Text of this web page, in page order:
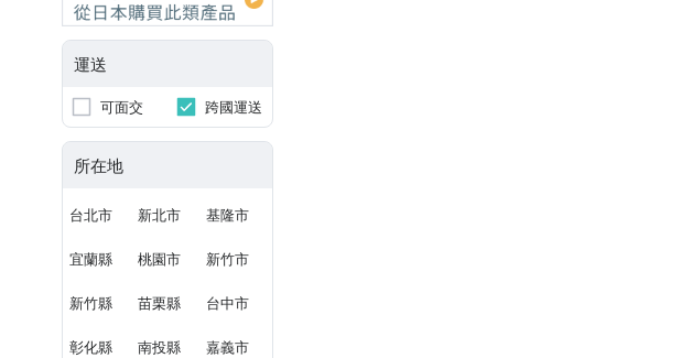
運送
可面交 跨國運送
所在地
台北市 新北市 基隆市
宜蘭縣 桃園市 新竹市
新竹縣 苗栗縣 台中市
彰化縣 南投縣 嘉義市